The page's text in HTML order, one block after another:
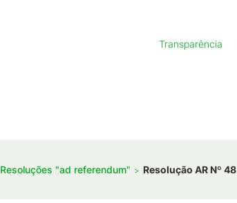
Transparência
Resoluções "ad referendum" Resolução AR Nº 48